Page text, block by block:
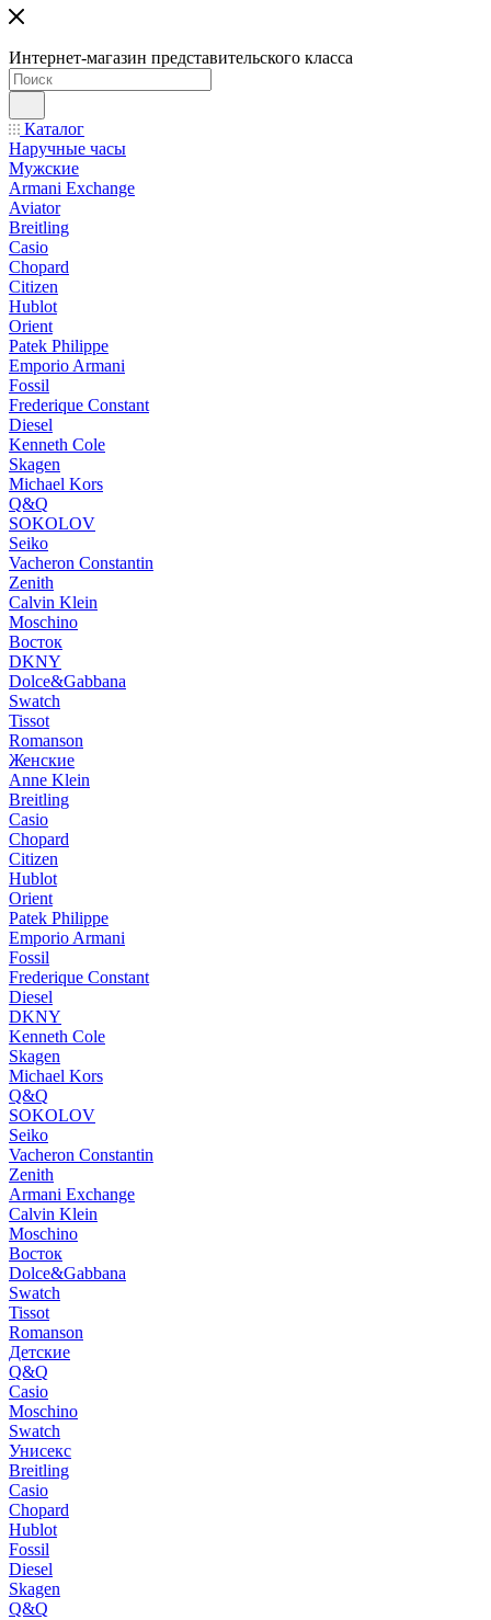
Интернет-магазин представительского класса
Каталог
Наручные часы
Мужские
Armani Exchange
Aviator
Breitling
Casio
Chopard
Citizen
Hublot
Orient
Patek Philippe
Emporio Armani
Fossil
Frederique Constant
Diesel
Kenneth Cole
Skagen
Michael Kors
Q&Q
SOKOLOV
Seiko
Vacheron Constantin
Zenith
Calvin Klein
Moschino
Восток
DKNY
Dolce&Gabbana
Swatch
Tissot
Romanson
Женские
Anne Klein
Breitling
Casio
Chopard
Citizen
Hublot
Orient
Patek Philippe
Emporio Armani
Fossil
Frederique Constant
Diesel
DKNY
Kenneth Cole
Skagen
Michael Kors
Q&Q
SOKOLOV
Seiko
Vacheron Constantin
Zenith
Armani Exchange
Calvin Klein
Moschino
Восток
Dolce&Gabbana
Swatch
Tissot
Romanson
Детские
Q&Q
Casio
Moschino
Swatch
Унисекс
Breitling
Casio
Chopard
Hublot
Fossil
Diesel
Skagen
Q&Q